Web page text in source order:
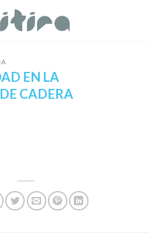
EN LA
CADERA